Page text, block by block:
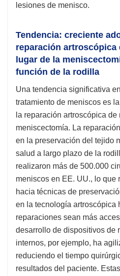
lesiones de menisco.
Tendencia: creciente
reparación artroscópica
lugar de la
función de la rodilla
Una tendencia significativa
tratamiento de meniscos es
la reparación artroscópica
meniscectomía. La
en la preservación del tejido
salud a largo plazo de la
realizaron más de 500.000
meniscos en EE. UU., lo que
hacia técnicas de
en la tecnología artroscópica
reparaciones sean más
desarrollo de dispositivos de
internos, por ejemplo, ha
reduciendo el tiempo
resultados del paciente.